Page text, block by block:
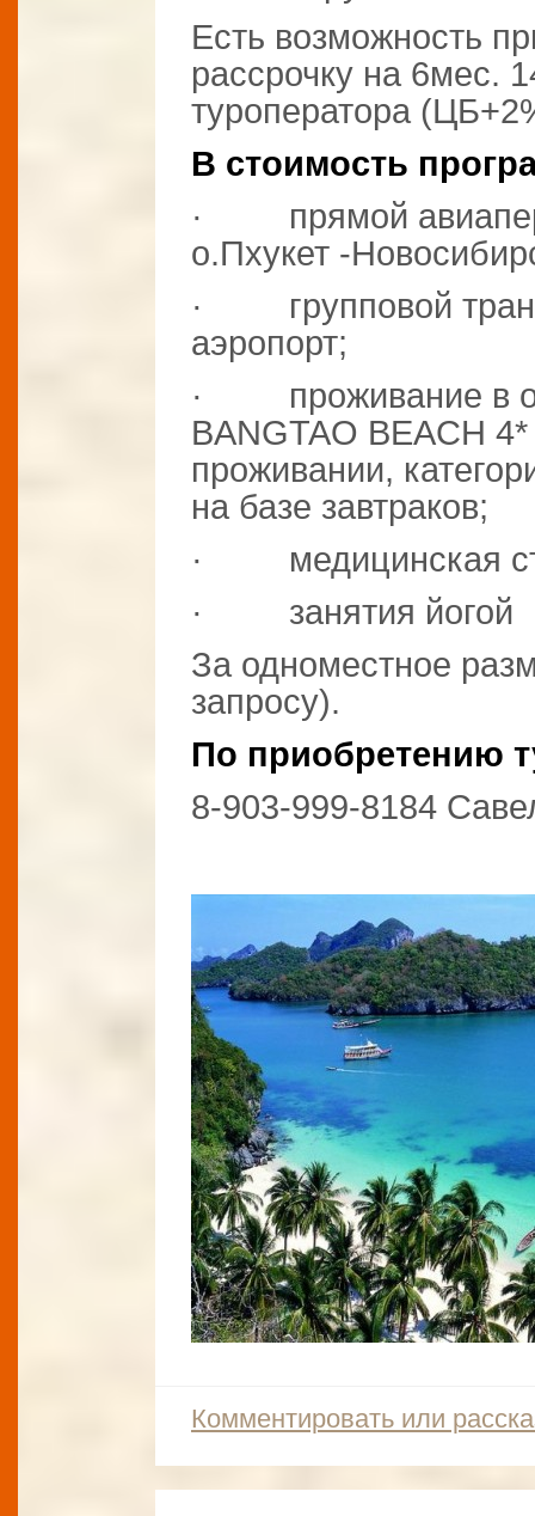
Есть возможность
рассрочку на 6мес.
туроператора
В стоимость
· прямой
о.Пхукет -
· групповой
аэропорт;
· проживание в
BANGTAO BEACH
проживании,
на базе завтраков;
· медицинская
· занятия йогой
За одноместное
запросу).
По приобретению
8-903-999-8184
Комментировать или